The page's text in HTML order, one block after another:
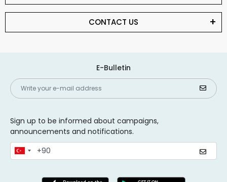
CONTACT US
E-Bulletin
Sign up to be informed about campaigns,
announcements and notifications.